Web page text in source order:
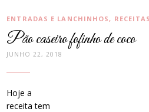
CATEGORIAS:
ENTRADAS E LANCHINHOS, RECEITAS
Pão caseiro fofinho de coco
JUNHO 22, 2018
Hoje a
receita tem